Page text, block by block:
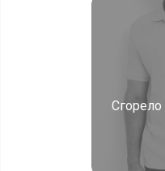
Сгорело